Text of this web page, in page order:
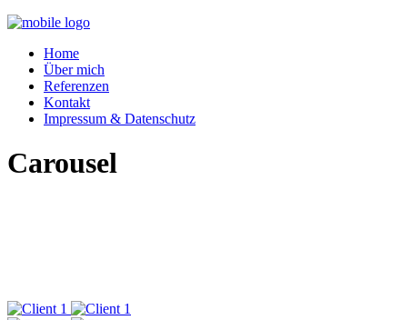
Home
Über mich
Referenzen
Kontakt
Impressum & Datenschutz
Carousel